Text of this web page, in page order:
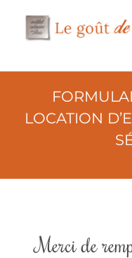
contenu
LOCATION
Merci de